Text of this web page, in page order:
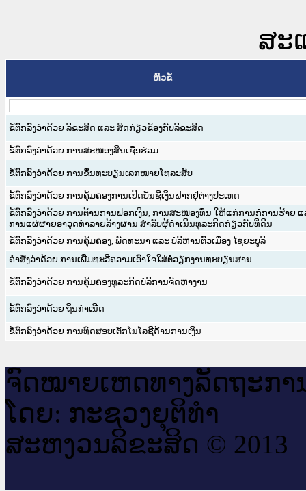
ສະ
ຫົວຂໍ້
ຂໍ້ຕົກລົງວ່າດ້ວຍ ລິຂະສິດ ແລະ ສິດກ່ຽວຂ້ອງກັບລິຂະສິດ
ຂໍ້ຕົກລົງວ່າດ້ວຍ ການສະໜອງສິນເຊື່ອຮ່ວມ
ຂໍ້ຕົກລົງວ່າດ້ວຍ ການຂຶ້ນທະບຽນເລກໝາຍໂທລະສັບ
ຂໍ້ຕົກລົງວ່າດ້ວຍ ການຄຸ້ມຄອງການເປີດບັນຊີເງິນຝາກຢູ່ຕ່າງປະເທດ
ຂໍ້ຕົກລົງວ່າດ້ວຍ ການຕ້ານການຟອກເງິນ, ການສະໜອງທຶນ ໃຫ້ແກ່ການກໍ່ການຮ້າຍ ແ
ການແຜ່ຜາຍອາວຸດທຳລາຍລ້າງຜານ ສຳລັບຜູ້ດຳເນີນທຸລະກິດກ່ຽວກັບທີ່ດິນ
ຂໍ້ຕົກລົງວ່າດ້ວຍ ການຄຸ້ມຄອງ, ພັດທະນາ ແລະ ບໍລິຫານຕົວເມືອງ ໄຊຍະບູລີ
ຄຳສັ່ງວ່າດ້ວຍ ການເພີ່ມທະວີຄວາມເອົາໃຈໃສ່ຕໍ່ວຽກງານທະບຽນສານ
ຂໍ້ຕົກລົງວ່າດ້ວຍ ການຄຸ້ມຄອງທຸລະກິດບໍລິການຈັດຫາງານ
ຂໍ້ຕົກລົງວ່າດ້ວຍ ຖິ່ນກຳເນີດ
ຂໍ້ຕົກລົງວ່າດ້ວຍ ການທົດສອບເຕັກໂນໂລຊີດ້ານການເງິນ
ຈົດ​ໝາຍ​ເຫດ​ທາງ​ລັດ​ຖະ​ກາ
ໂດຍ: ກະ​ຊວງຍຸ​ຕິ​ທຳ
ສະ​ຫງວນ​ລິ​ຂະ​ສິດ © 2013